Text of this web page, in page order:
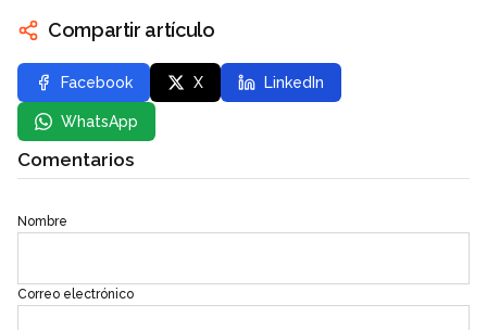
Compartir artículo
Facebook X LinkedIn
WhatsApp
Comentarios
Nombre
Correo electrónico